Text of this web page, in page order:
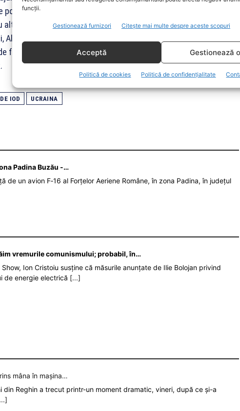
funcții.
Gestionează furnizori Citește mai multe despre aceste scopuri
Acceptă Gestionează
Politică de cookies Politică de confidențialitate
nu cred că este târziu ca fiecare dintre cei care se
alte tipuri de afecțiuni să solicite iodura o dată cu rețeta
Rafila, în urmă cu câteva zile. Persoanele cu vârsta
familie pentru a primi o rețetă pentru pastilele de iodură de
IOD UCRAINA
Padina Buzău -…
de un avion F‑16 al Forțelor Aeriene Române, în zona Padina, în județul
vremurile comunismului; probabil, în…
Ion Cristoiu susține că măsurile anunțate de Ilie Bolojan privind
de energie electrică [...]
mâna în mașina…
din Reghin a trecut printr-un moment dramatic, vineri, după ce și-a